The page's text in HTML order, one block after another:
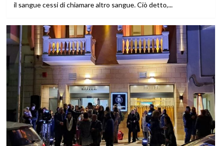
il sangue cessi di chiamare altro sangue. Ciò detto,...